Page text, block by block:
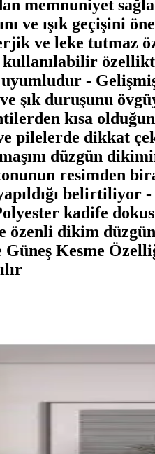
memnuniyet
ve ışık geçişini
ve leke tutmaz
uyumludur -
duruşunu
kısa
pilelerde dikkat
düzgün
resimden
belirtiliyor
kadife
özenli dikim
Kesme